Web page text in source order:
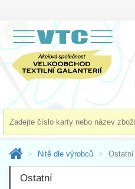
Nitě dle výrobců Ostatní
Ostatní